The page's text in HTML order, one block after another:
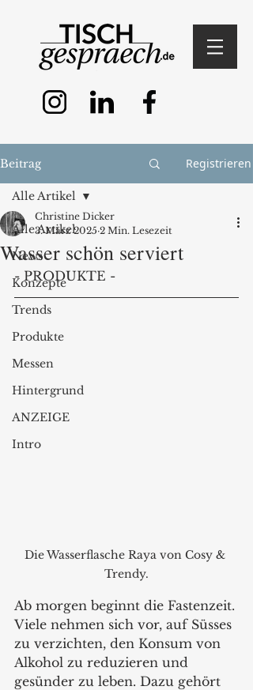
Beitrag Registrieren
Alle Artikel
News
Konzepte
Trends
Produkte
Messen
Hintergrund
ANZEIGE
Intro
Alle Artikel
Wasser schön serviert
Christine Dicker
3. März 2025 2 Min. Lesezeit
- PRODUKTE -
Die Wasserflasche Raya von Cosy &
Trendy.
Ab morgen beginnt die Fastenzeit.
Viele nehmen sich vor, auf Süsses
zu verzichten, den Konsum von
Alkohol zu reduzieren und
gesünder zu leben. Dazu gehört